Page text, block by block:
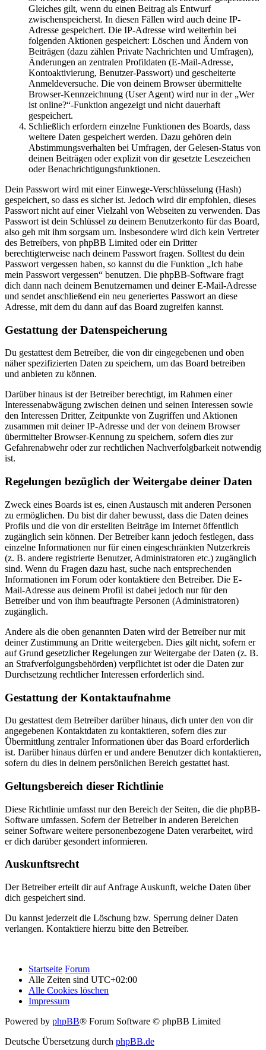
Gleiches gilt, wenn du einen Beitrag als Entwurf
zwischenspeicherst. In diesen Fällen wird auch deine IP-
Adresse gespeichert. Die IP-Adresse wird weiterhin bei
folgenden Aktionen gespeichert: Löschen und Ändern von
Beiträgen (dazu zählen Private Nachrichten und Umfragen),
Änderungen an zentralen Profildaten (E-Mail-Adresse,
Kontoaktivierung, Benutzer-Passwort) und gescheiterte
Anmeldeversuche. Die von deinem Browser übermittelte
Browser-Kennzeichnung (User Agent) wird nur in der „Wer
ist online?“-Funktion angezeigt und nicht dauerhaft
gespeichert.
Schließlich erfordern einzelne Funktionen des Boards, dass
weitere Daten gespeichert werden. Dazu gehören dein
Abstimmungsverhalten bei Umfragen, der Gelesen-Status von
deinen Beiträgen oder explizit von dir gesetzte Lesezeichen
oder Benachrichtigungsfunktionen.
Dein Passwort wird mit einer Einwege-Verschlüsselung (Hash)
gespeichert, so dass es sicher ist. Jedoch wird dir empfohlen, dieses
Passwort nicht auf einer Vielzahl von Webseiten zu verwenden. Das
Passwort ist dein Schlüssel zu deinem Benutzerkonto für das Board,
also geh mit ihm sorgsam um. Insbesondere wird dich kein Vertreter
des Betreibers, von phpBB Limited oder ein Dritter
berechtigterweise nach deinem Passwort fragen. Solltest du dein
Passwort vergessen haben, so kannst du die Funktion „Ich habe
mein Passwort vergessen“ benutzen. Die phpBB-Software fragt
dich dann nach deinem Benutzernamen und deiner E-Mail-Adresse
und sendet anschließend ein neu generiertes Passwort an diese
Adresse, mit dem du dann auf das Board zugreifen kannst.
Gestattung der Datenspeicherung
Du gestattest dem Betreiber, die von dir eingegebenen und oben
näher spezifizierten Daten zu speichern, um das Board betreiben
und anbieten zu können.
Darüber hinaus ist der Betreiber berechtigt, im Rahmen einer
Interessenabwägung zwischen deinen und seinen Interessen sowie
den Interessen Dritter, Zeitpunkte von Zugriffen und Aktionen
zusammen mit deiner IP-Adresse und der von deinem Browser
übermittelter Browser-Kennung zu speichern, sofern dies zur
Gefahrenabwehr oder zur rechtlichen Nachverfolgbarkeit notwendig
ist.
Regelungen bezüglich der Weitergabe deiner Daten
Zweck eines Boards ist es, einen Austausch mit anderen Personen
zu ermöglichen. Du bist dir daher bewusst, dass die Daten deines
Profils und die von dir erstellten Beiträge im Internet öffentlich
zugänglich sein können. Der Betreiber kann jedoch festlegen, dass
einzelne Informationen nur für einen eingeschränkten Nutzerkreis
(z. B. andere registrierte Benutzer, Administratoren etc.) zugänglich
sind. Wenn du Fragen dazu hast, suche nach entsprechenden
Informationen im Forum oder kontaktiere den Betreiber. Die E-
Mail-Adresse aus deinem Profil ist dabei jedoch nur für den
Betreiber und von ihm beauftragte Personen (Administratoren)
zugänglich.
Andere als die oben genannten Daten wird der Betreiber nur mit
deiner Zustimmung an Dritte weitergeben. Dies gilt nicht, sofern er
auf Grund gesetzlicher Regelungen zur Weitergabe der Daten (z. B.
an Strafverfolgungsbehörden) verpflichtet ist oder die Daten zur
Durchsetzung rechtlicher Interessen erforderlich sind.
Gestattung der Kontaktaufnahme
Du gestattest dem Betreiber darüber hinaus, dich unter den von dir
angegebenen Kontaktdaten zu kontaktieren, sofern dies zur
Übermittlung zentraler Informationen über das Board erforderlich
ist. Darüber hinaus dürfen er und andere Benutzer dich kontaktieren,
sofern du dies in deinem persönlichen Bereich gestattet hast.
Geltungsbereich dieser Richtlinie
Diese Richtlinie umfasst nur den Bereich der Seiten, die die phpBB-
Software umfassen. Sofern der Betreiber in anderen Bereichen
seiner Software weitere personenbezogene Daten verarbeitet, wird
er dich darüber gesondert informieren.
Auskunftsrecht
Der Betreiber erteilt dir auf Anfrage Auskunft, welche Daten über
dich gespeichert sind.
Du kannst jederzeit die Löschung bzw. Sperrung deiner Daten
verlangen. Kontaktiere hierzu bitte den Betreiber.
Startseite Forum
Alle Zeiten sind UTC+02:00
Alle Cookies löschen
Impressum
Powered by phpBB® Forum Software © phpBB Limited
Deutsche Übersetzung durch phpBB.de